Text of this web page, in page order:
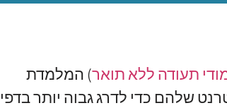
תעודה ללא תואר) המלמדת
שלהם כדי לדרג גבוה יותר בדפי